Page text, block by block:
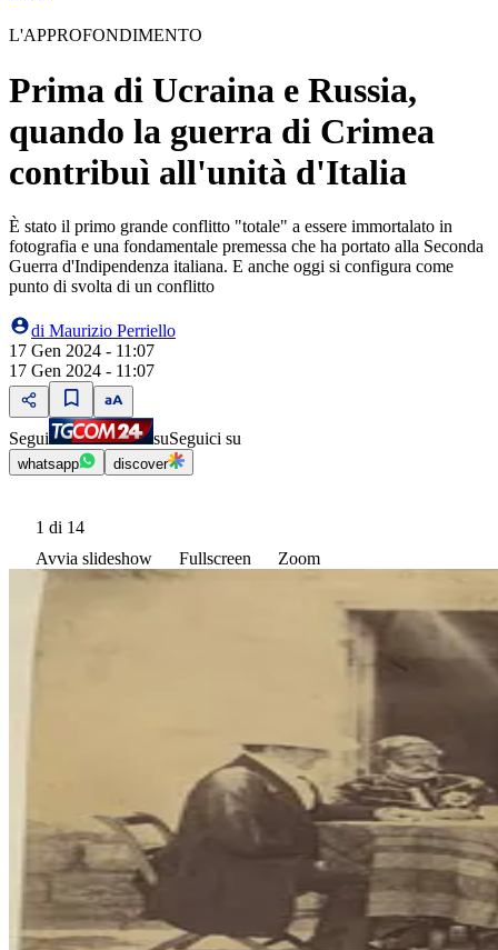
L'APPROFONDIMENTO
Prima di Ucraina e Russia,
quando la guerra di Crimea
contribuì all'unità d'Italia
È stato il primo grande conflitto "totale" a essere immortalato in
fotografia e una fondamentale premessa che ha portato alla Seconda
Guerra d'Indipendenza italiana. E anche oggi si configura come
punto di svolta di un conflitto
di Maurizio Perriello
17 Gen 2024 - 11:07
17 Gen 2024 - 11:07
Segui suSeguici su
whatsapp discover
1 di 14
Avvia slideshow
Fullscreen Zoom